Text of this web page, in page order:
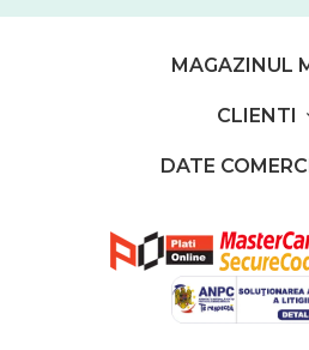
MAGAZINUL
CLIENTI
DATE